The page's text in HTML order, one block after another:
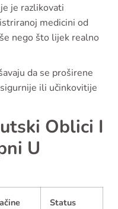
je razlikovati
medicini od
nego što lijek realno
da se proširene
ili učinkovitije
Oblici I
U
Status